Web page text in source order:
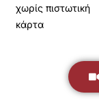
χωρίς πιστωτική
κάρτα